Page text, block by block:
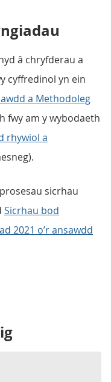
â chryfderau a
cyffredinol yn ein
a Methodoleg
fwy am y wybodaeth
rhywiol a
sicrhau
Sicrhau bod
2021 o’r ansawdd